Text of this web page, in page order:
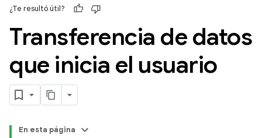
¿Te resultó útil?
Transferencia de datos
que inicia el usuario
En esta página